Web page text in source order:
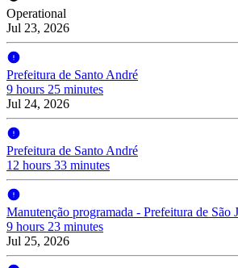
Operational
Jul 23, 2026
Prefeitura de Santo André
9 hours 25 minutes
Jul 24, 2026
Prefeitura de Santo André
12 hours 33 minutes
Manutenção programada - Prefeitura de São
9 hours 23 minutes
Jul 25, 2026